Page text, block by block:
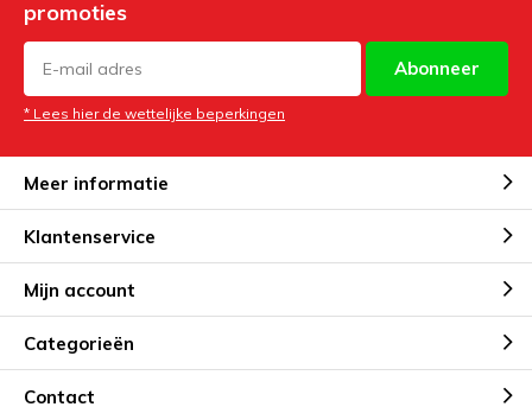
promoties
Abonneer
* Lees hier de wettelijke beperkingen
Meer informatie
Klantenservice
Mijn account
Categorieën
Contact